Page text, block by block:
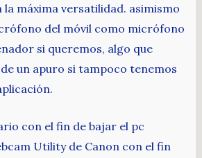
máxima versatilidad. asimismo
del móvil como micrófono
si queremos, algo que
un apuro si tampoco tenemos
con el fin de bajar el pc
Utility de Canon con el fin